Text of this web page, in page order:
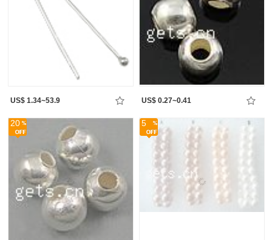
US$ 1.34~53.9 US$ 0.27~0.41
20 5